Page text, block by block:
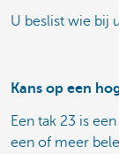
U beslist wie bij
Kans op een
Een tak 23 is
een of meer